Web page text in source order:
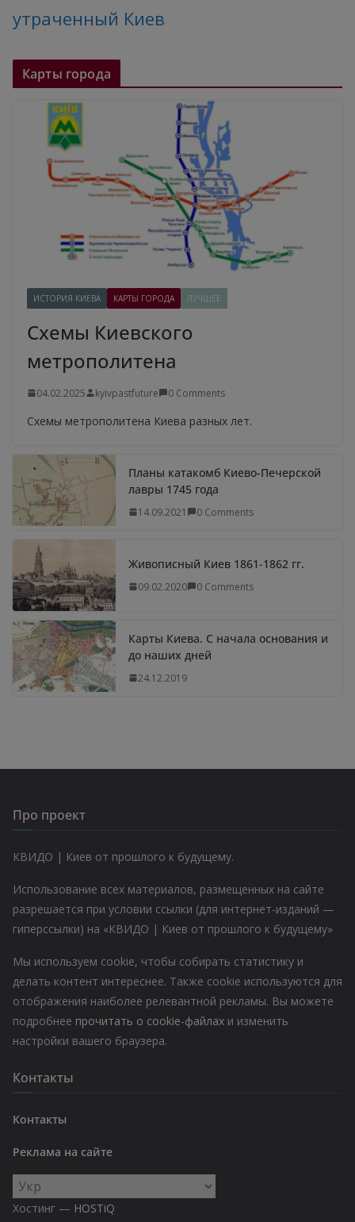
утраченный Киев
Карты города
ИСТОРИЯ КИЕВА КАРТЫ ГОРОДА ЛУЧШЕЕ
Схемы Киевского
метрополитена
04.02.2025 kyivpastfuture 0 Comments
Схемы метрополитена Киева разных лет.
Планы катакомб Киево-Печерской
лавры 1745 года
14.09.2021 0 Comments
Живописный Киев 1861-1862 гг.
09.02.2020 0 Comments
Карты Киева. С начала основания и
до наших дней
24.12.2019
Про проект
КВИДО | Киев от прошлого к будущему.
Использование всех материалов, размещенных на сайте
разрешается при условии ссылки (для интернет-изданий —
гиперссылки) на «КВИДО | Киев от прошлого к будущему»
Мы используем cookie, чтобы собирать статистику и
делать контент интереснее. Также cookie используются для
отображения наиболее релевантной рекламы. Вы можете
подробнее прочитать о cookie-файлах и изменить
настройки вашего браузера.
Контакты
Контакты
Реклама на сайте
Выбрать
язык
Хостинг — HOSTiQ